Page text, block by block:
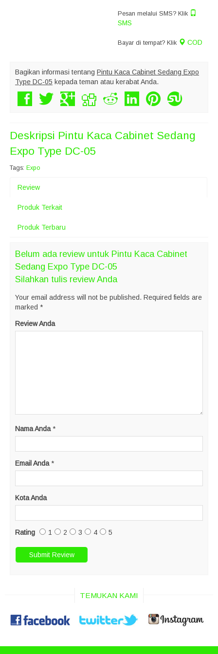
Pesan melalui SMS? Klik
SMS
Bayar di tempat? Klik COD
Bagikan informasi tentang Pintu Kaca Cabinet Sedang Expo
Type DC-05 kepada teman atau kerabat Anda.
Deskripsi Pintu Kaca Cabinet Sedang
Expo Type DC-05
Tags: Expo
Review
Produk Terkait
Produk Terbaru
Belum ada review untuk Pintu Kaca Cabinet
Sedang Expo Type DC-05
Silahkan tulis review Anda
Your email address will not be published. Required fields are
marked *
Review Anda
Nama Anda *
Email Anda *
Kota Anda
Rating 1 2 3 4 5
TEMUKAN KAMI